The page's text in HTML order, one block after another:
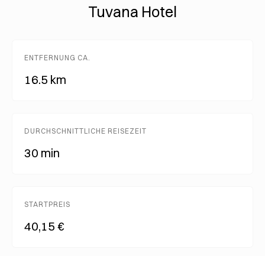
Tuvana Hotel
ENTFERNUNG CA.
16.5 km
DURCHSCHNITTLICHE REISEZEIT
30 min
STARTPREIS
40,15 €